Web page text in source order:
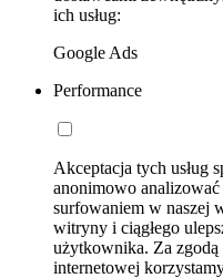
ich usług:
Google Ads
Performance
Akceptacja tych usług
anonimowo
surfowaniem w naszej
witryny i ciągłego
użytkownika. Za
internetowej